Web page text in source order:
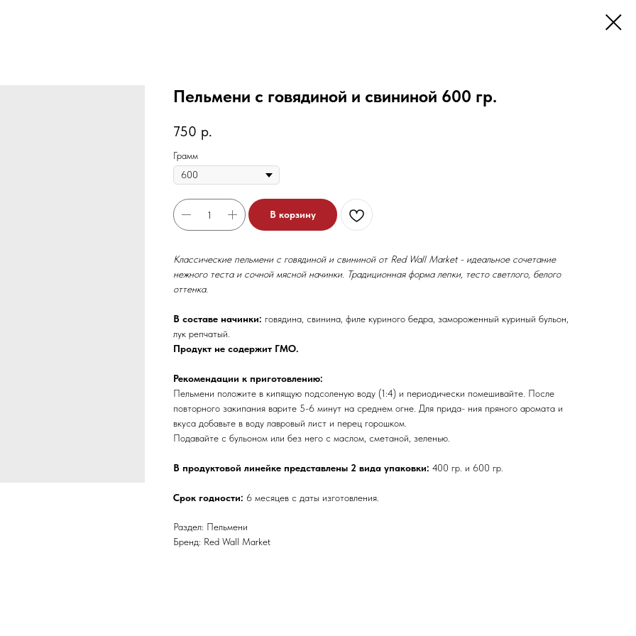
Пельмени с говядиной и свининой 600 гр.
750 р.
Грамм
В корзину
Классические пельмени с говядиной и свининой от Red Wall Market - идеальное сочетание
нежного теста и сочной мясной начинки. Традиционная форма лепки, тесто светлого, белого
оттенка.
В составе начинки: говядина, свинина, филе куриного бедра, замороженный куриный бульон,
лук репчатый.
Продукт не содержит ГМО.
Рекомендации к приготовлению:
Пельмени положите в кипящую подсоленую воду (1:4) и периодически помешивайте. После
повторного закипания варите 5-6 минут на среднем огне. Для прида- ния пряного аромата и
вкуса добавьте в воду лавровый лист и перец горошком.
Подавайте с бульоном или без него с маслом, сметаной, зеленью.
В продуктовой линейке представлены 2 вида упаковки: 400 гр. и 600 гр.
Срок годности: 6 месяцев с даты изготовления.
Раздел: Пельмени
Бренд: Red Wall Market